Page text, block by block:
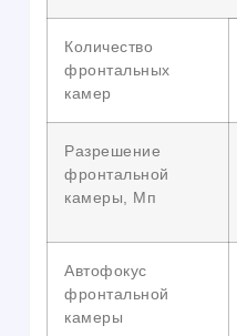
Количество
фронтальных
камер
Разрешение
фронтальной
камеры, Мп
Автофокус
фронтальной
камеры